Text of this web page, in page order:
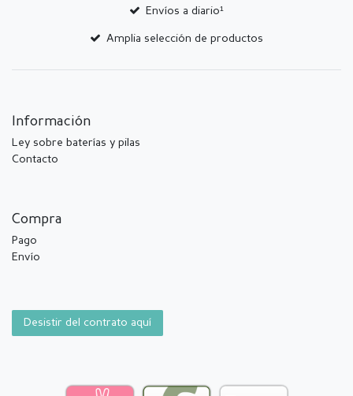
Envíos a diario¹
Amplia selección de productos
Información
Ley sobre baterías y pilas
Contacto
Compra
Pago
Envío
Desistir del contrato aquí